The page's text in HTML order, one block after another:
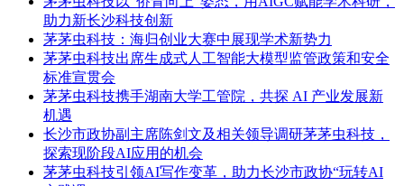
助力新长沙科技创新
茅茅虫科技：海归创业大赛中展现学术新势力
茅茅虫科技出席生成式人工智能大模型监管政策和安全
标准宣贯会
茅茅虫科技携手湖南大学工管院，共探 AI 产业发展新
机遇
长沙市政协副主席陈剑文及相关领导调研茅茅虫科技，
探索现阶段AI应用的机会
茅茅虫科技引领AI写作变革，助力长沙市政协“玩转AI